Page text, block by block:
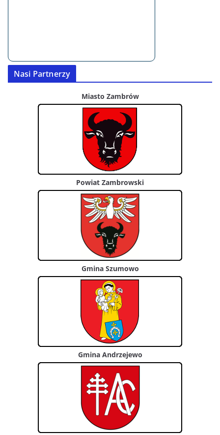
Nasi Partnerzy
Miasto Zambrów
Powiat Zambrowski
Gmina Szumowo
Gmina Andrzejewo